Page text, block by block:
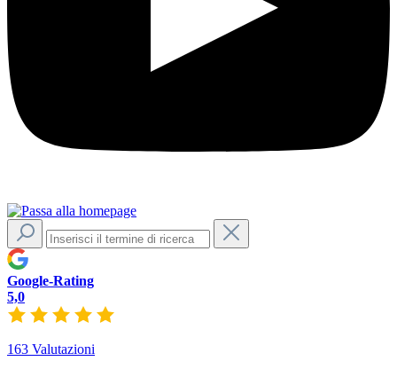
Google-Rating
5,0
163 Valutazioni